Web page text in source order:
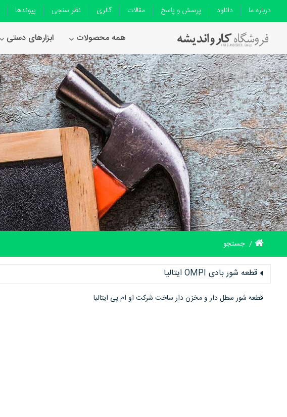
همه محصولات ابزارهای دستی
درباره ما دانلود پرسش و پاسخ مقالات گالری نظر سنجی پیوندها
جستجو
قطعه شور بادی OMPI ایتالیا
قطعه شور سطل دار و مخزن دار ساخت شرکت او ام پی ایتالیا